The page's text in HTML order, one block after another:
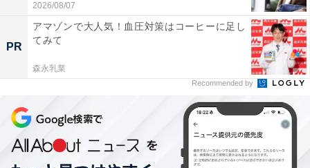
2026/08/07
PR
アマゾンで大人気！血圧対策はコーヒーに足し
てみて
森永乳業
Recommended by